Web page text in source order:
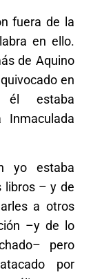
fuera de la
en ello.
de Aquino
en
él estaba
yo estaba
libros – y de
a otros
–y de lo
pero
por